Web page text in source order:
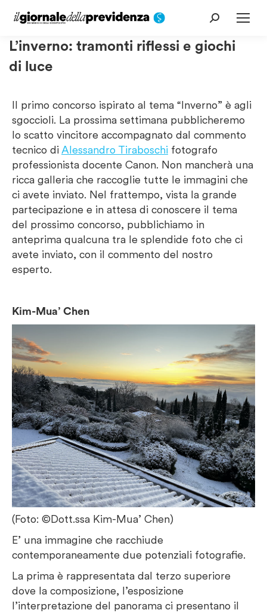
Cerca:
L’inverno: tramonti riflessi e giochi
di luce
Il primo concorso ispirato al tema “Inverno” è agli
sgoccioli. La prossima settimana pubblicheremo
lo scatto vincitore accompagnato dal commento
tecnico di Alessandro Tiraboschi fotografo
professionista docente Canon. Non mancherà una
ricca galleria che raccoglie tutte le immagini che
ci avete inviato. Nel frattempo, vista la grande
partecipazione e in attesa di conoscere il tema
del prossimo concorso, pubblichiamo in
anteprima qualcuna tra le splendide foto che ci
avete inviato, con il commento del nostro
esperto.
Kim-Mua’ Chen
(Foto: ©Dott.ssa Kim-Mua’ Chen)
E’ una immagine che racchiude
contemporaneamente due potenziali fotografie.
La prima è rappresentata dal terzo superiore
dove la composizione, l’esposizione
l’interpretazione del panorama ci presentano il